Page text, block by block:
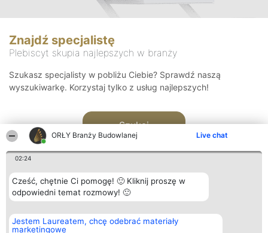
ORŁY Branży Budowlanej Live chat
02:24
Cześć, chętnie Ci pomogę! 🙂 Kliknij proszę w
odpowiedni temat rozmowy! 🙂
Jestem Laureatem, chcę odebrać materiały
marketingowe
Znajdź specjalistę
Plebiscyt skupia najlepszych w branży
Szukasz specjalisty w pobliżu Ciebie? Sprawdź naszą
wyszukiwarkę. Korzystaj tylko z usług najlepszych!
Szukaj
Organizator plebiscytu
Bright Side Solutions sp. z o.
o. sp. k.
Plebiscyt
Laureaci
Kontakt
Kontakt